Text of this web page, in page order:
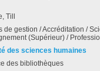
Till
de gestion / Accréditation /
(Supérieur) /
des sciences humaines
des bibliothèques